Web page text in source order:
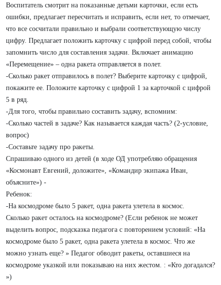
Воспитатель смотрит на показанные детьми карточки, если есть
ошибки, предлагает пересчитать и исправить, если нет, то отмечает,
что все сосчитали правильно и выбрали соответствующую числу
цифру. Предлагает положить карточку с цифрой перед собой, чтобы
запомнить число для составления задачи. Включает анимацию
«Перемещение» – одна ракета отправляется в полет.
-Сколько ракет отправилось в полет? Выберите карточку с цифрой,
покажите ее. Положите карточку с цифрой 1 за карточкой с цифрой
5 в ряд.
-Для того, чтобы правильно составить задачу, вспомним:
-Сколько частей в задаче? Как называется каждая часть? (2-условие,
вопрос)
-Составьте задачу про ракеты.
Спрашиваю одного из детей (в ходе ОД употребляю обращения
«Космонавт Евгений, доложите», «Командир экипажа Иван,
объясните») -
Ребенок:
-На космодроме было 5 ракет, одна ракета улетела в космос.
Сколько ракет осталось на космодроме? (Если ребенок не может
выделить вопрос, подсказка педагога с повторением условий: «На
космодроме было 5 ракет, одна ракета улетела в космос. Что же
можно узнать еще? » Педагог обводит ракеты, оставшиеся на
космодроме указкой или показываю на них жестом. : «Кто догадался?
»)